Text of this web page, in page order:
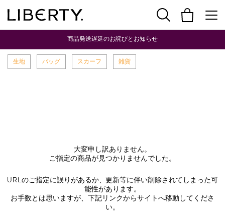
商品発送遅延のお詫びとお知らせ
生地 バッグ スカーフ 雑貨
大変申し訳ありません。
ご指定の商品が見つかりませんでした。
URLのご指定に誤りがあるか、更新等に伴い削除されてしまった可
能性があります。
お手数とは思いますが、下記リンクからサイトへ移動してくださ
い。